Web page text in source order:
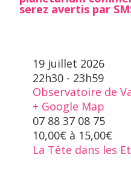
serez avertis par
19 juillet 2026
22h30 - 23h59
Observatoire de
+ Google Map
07 88 37 08 75
10,00€ à 15,00€
La Tête dans les